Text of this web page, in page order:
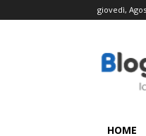
giovedì,
HOME